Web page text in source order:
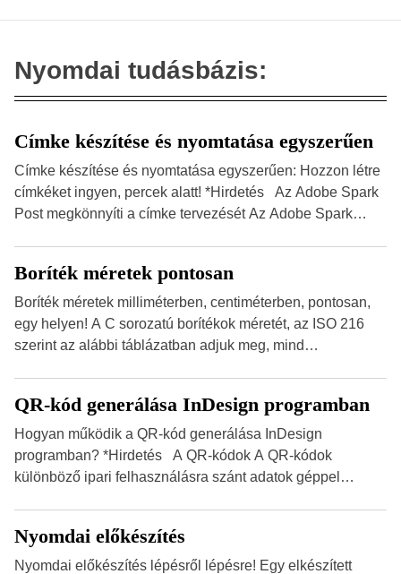
Nyomdai tudásbázis:
Címke készítése és nyomtatása egyszerűen
Címke készítése és nyomtatása egyszerűen: Hozzon létre
címkéket ingyen, percek alatt! *Hirdetés Az Adobe Spark
Post megkönnyíti a címke tervezését Az Adobe Spark
igazán foroghatnak a kreatív fogaskerekek, miközben
zajlik a saját címke készítése. Hogyan készítsünk címkét?
Válasszon méretet és alakot: Válassza ki a kívánt címke
méretét. Akár néhány […]
Boríték méretek pontosan
Boríték méretek milliméterben, centiméterben, pontosan,
egy helyen! A C sorozatú borítékok méretét, az ISO 216
szerint az alábbi táblázatban adjuk meg, mind
mutatja az A4-es papírlaphoz viszonyítva. Az amerikai és
észak-amerikai boríték méretére az ISO 216 nem
vonatkozik. Boríték méretének táblázata C0-tól […]
QR-kód generálása InDesign programban
Hogyan működik a QR-kód generálása InDesign
programban? *Hirdetés A QR-kódok A QR-kódok
különböző ipari felhasználásra szánt adatok géppel
okostelefonjára telepíthet egy QR-kód-leolvasó
alkalmazást, ami leolvasni és dekódolni képes az URL-
Nyomdai előkészítés
Nyomdai előkészítés lépésről lépésre! Egy elkészített